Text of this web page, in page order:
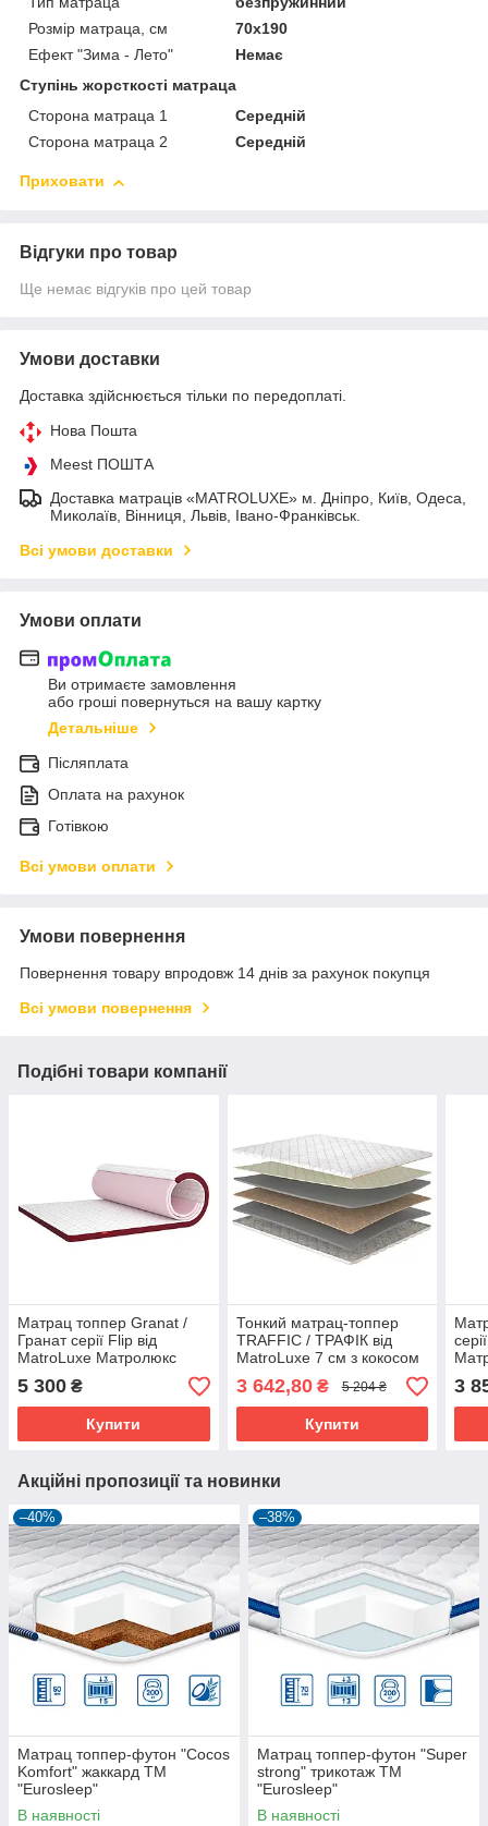
Розмір матраца, см
70х190
Ефект "Зима - Лето"
Немає
Ступінь жорсткості матраца
Сторона матраца 1
Середній
Сторона матраца 2
Середній
Приховати
Відгуки про товар
Ще немає відгуків про цей товар
Умови доставки
Доставка здійснюється тільки по передоплаті.
Нова Пошта
Meest ПОШТА
Доставка матраців «MATROLUXE» м. Дніпро, Київ, Одеса,
Миколаїв, Вінниця, Львів, Івано-Франківськ.
Всі умови доставки
Умови оплати
Ви отримаєте замовлення
або гроші повернуться на вашу картку
Детальніше
Післяплата
Оплата на рахунок
Готівкою
Всі умови оплати
Умови повернення
Повернення товару впродовж 14 днів за рахунок покупця
Всі умови повернення
Подібні товари компанії
Матрац топпер Granat /
Гранат серії Flip вiд
MatroLuxe Матролюкс
5 300 ₴
Купити
Тонкий матрац-топпер
TRAFFIC / ТРАФІК від
MatroLuxe 7 см з кокосом
для вирівнювання
спального місця
3 642,80₴ 5 204 ₴
Купити
3
Акційні пропозиції та новинки
–40%
Матрац топпер-футон "Cocos
Komfort" жаккард ТМ
"Eurosleep"
В наявності
–38%
Матрац топпер-футон "Super
strong" трикотаж ТМ
"Eurosleep"
В наявності